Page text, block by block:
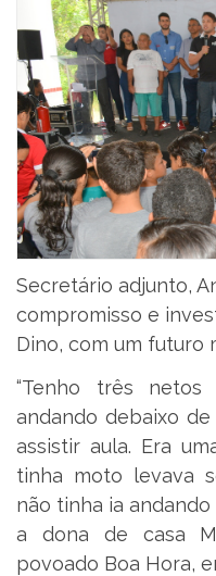
Secretário adjunto,
compromisso e
Dino, com um futuro
“Tenho três
andando debaixo
assistir aula. Era
tinha moto levava
não tinha ia andando
a dona de casa
povoado Boa Hora,